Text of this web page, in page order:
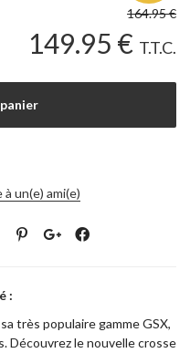
164.95€
149.95 € T.T.C.
un(e) ami(e)
:
très populaire gamme GSX,
Découvrez le nouvelle crosse